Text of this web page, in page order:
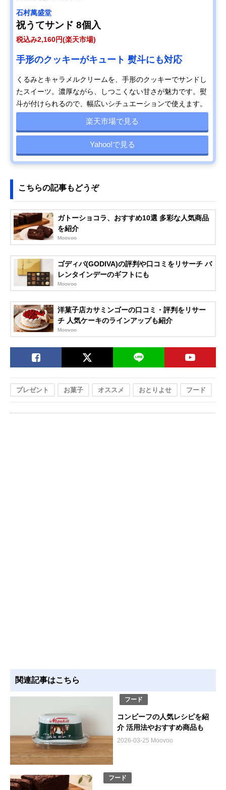
石村萬盛堂
祝うてサンド 8個入
税込み2,160円(楽天市場)
手形のクッキーがキュート 熨斗にも対応
くるみとキャラメルクリームを、手形のクッキーでサンドし
たスイーツ。濃厚ながら、しつこくない甘さが魅力です。熨
斗が付けられるので、幅広いシチュエーションで使えます。
楽天市場で見る
Yahoo!で見る
こちらの記事もどうぞ
ガトーショコラ、おすすめ10選 多彩な人気商品
を紹介
Moovoo
ゴディバ(GODIVA)の評判や口コミをリサーチ バ
レンタインデーのギフトにも
Moovoo
洋菓子店カサミンゴーの口コミ・評判をリサー
チ 人気ケーキのラインアップも紹介
Moovoo
プレゼント お菓子 オススメ おとりよせ フード
関連記事はこちら
フード
コンビーフの人気レシピを紹
介 活用法やおすすめ商品も
2026-03-25 Moovoo
フード